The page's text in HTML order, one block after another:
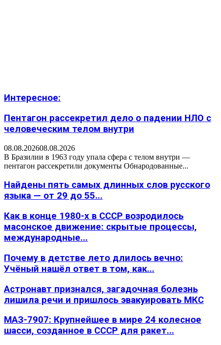
Интересное:
Пентагон рассекретил дело о падении НЛО с
человеческим телом внутри
08.08.202608.08.2026
В Бразилии в 1963 году упала сфера с телом внутри —
пентагон рассекретили документы Обнародованные...
Найдены пять самых длинных слов русского
языка — от 29 до 55...
Как в конце 1980-х в СССР возродилось
масонское движение: скрытые процессы,
международные...
Почему в детстве лето длилось вечно:
Учёный нашёл ответ в том, как...
Астронавт признался, загадочная болезнь
лишила речи и пришлось эвакуировать МКС
МАЗ-7907: Крупнейшее в мире 24 колесное
шасси, созданное в СССР для ракет...